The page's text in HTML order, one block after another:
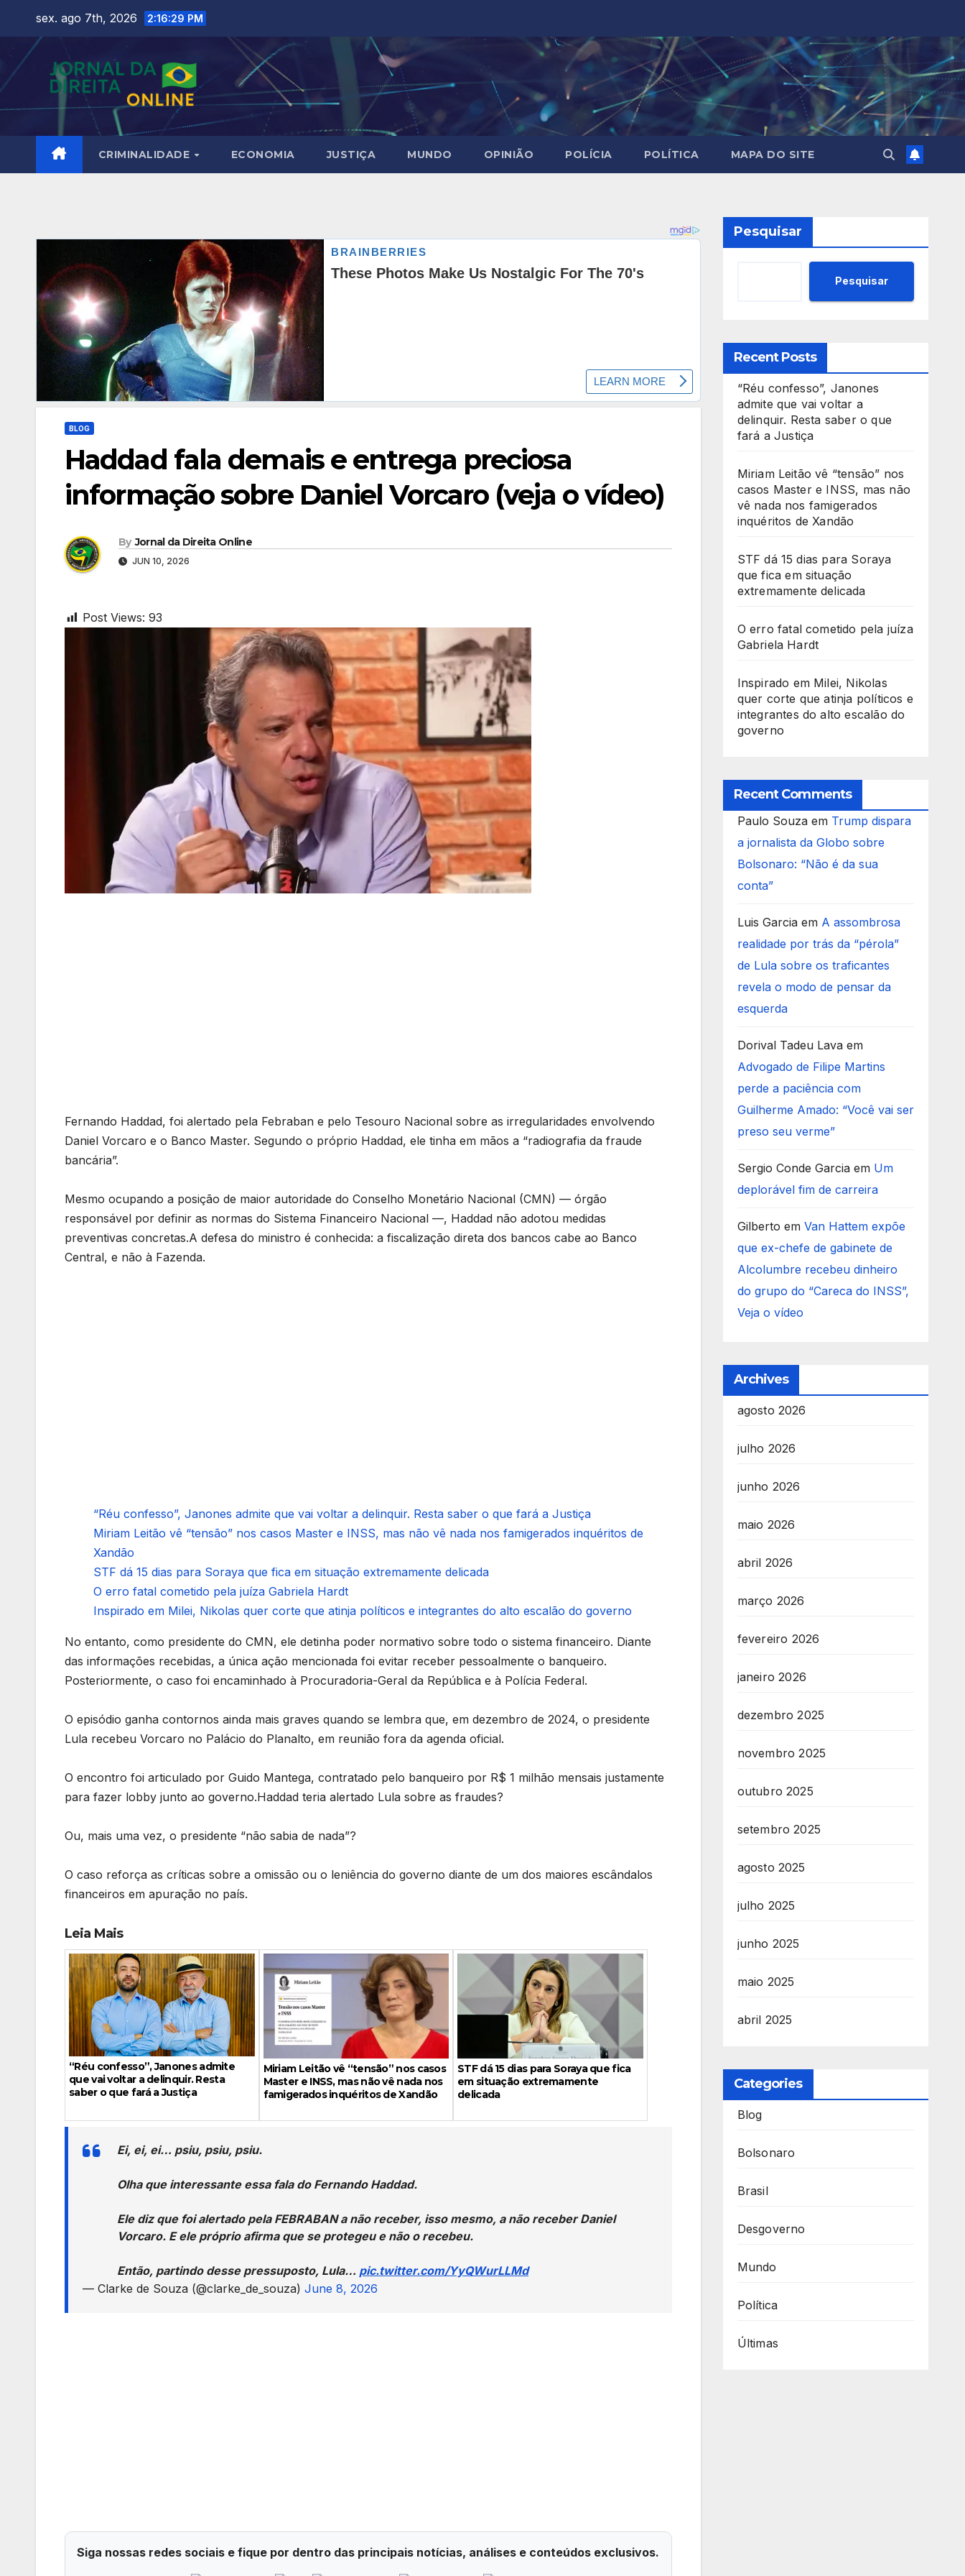
content
sex. ago 7th, 2026 2:16:31 PM
CRIMINALIDADE ECONOMIA JUSTIÇA MUNDO OPINIÃO POLÍCIA POLÍTICA MAPA DO SITE
BLOG
Haddad fala demais e entrega preciosa
informação sobre Daniel Vorcaro (veja o vídeo)
By Jornal da Direita Online
JUN 10, 2026
Post Views: 93
Fernando Haddad, foi alertado pela Febraban e pelo Tesouro Nacional sobre as irregularidades envolvendo
Daniel Vorcaro e o Banco Master. Segundo o próprio Haddad, ele tinha em mãos a “radiografia da fraude
bancária”.
Mesmo ocupando a posição de maior autoridade do Conselho Monetário Nacional (CMN) — órgão
responsável por definir as normas do Sistema Financeiro Nacional —, Haddad não adotou medidas
preventivas concretas.A defesa do ministro é conhecida: a fiscalização direta dos bancos cabe ao Banco
Central, e não à Fazenda.
“Réu confesso”, Janones admite que vai voltar a delinquir. Resta saber o que fará a Justiça
Miriam Leitão vê “tensão” nos casos Master e INSS, mas não vê nada nos famigerados inquéritos de
Xandão
STF dá 15 dias para Soraya que fica em situação extremamente delicada
O erro fatal cometido pela juíza Gabriela Hardt
Inspirado em Milei, Nikolas quer corte que atinja políticos e integrantes do alto escalão do governo
No entanto, como presidente do CMN, ele detinha poder normativo sobre todo o sistema financeiro. Diante
das informações recebidas, a única ação mencionada foi evitar receber pessoalmente o banqueiro.
Posteriormente, o caso foi encaminhado à Procuradoria-Geral da República e à Polícia Federal.
O episódio ganha contornos ainda mais graves quando se lembra que, em dezembro de 2024, o presidente
Lula recebeu Vorcaro no Palácio do Planalto, em reunião fora da agenda oficial.
O encontro foi articulado por Guido Mantega, contratado pelo banqueiro por R$ 1 milhão mensais justamente
para fazer lobby junto ao governo.Haddad teria alertado Lula sobre as fraudes?
Ou, mais uma vez, o presidente “não sabia de nada”?
O caso reforça as críticas sobre a omissão ou o leniência do governo diante de um dos maiores escândalos
financeiros em apuração no país.
Leia Mais
“Réu confesso”, Janones admite
que vai voltar a delinquir. Resta
saber o que fará a Justiça
Miriam Leitão vê “tensão” nos casos
Master e INSS, mas não vê nada nos
famigerados inquéritos de Xandão
STF dá 15 dias para Soraya que fica
em situação extremamente
delicada
Ei, ei, ei… psiu, psiu, psiu.
Olha que interessante essa fala do Fernando Haddad.
Ele diz que foi alertado pela FEBRABAN a não receber, isso mesmo, a não receber Daniel
Vorcaro. E ele próprio afirma que se protegeu e não o recebeu.
Então, partindo desse pressuposto, Lula… pic.twitter.com/YyQWurLLMd
— Clarke de Souza (@clarke_de_souza) June 8, 2026
Siga nossas redes sociais e fique por dentro das principais notícias, análises e conteúdos exclusivos.
Pesquisar
Pesquisar
Recent Posts
“Réu confesso”, Janones
admite que vai voltar a
delinquir. Resta saber o que
fará a Justiça
Miriam Leitão vê “tensão” nos
casos Master e INSS, mas não
vê nada nos famigerados
inquéritos de Xandão
STF dá 15 dias para Soraya
que fica em situação
extremamente delicada
O erro fatal cometido pela juíza
Gabriela Hardt
Inspirado em Milei, Nikolas
quer corte que atinja políticos e
integrantes do alto escalão do
governo
Recent Comments
Paulo Souzaem Trump dispara
a jornalista da Globo sobre
Bolsonaro: “Não é da sua
conta”
Luis Garciaem A assombrosa
realidade por trás da “pérola”
de Lula sobre os traficantes
revela o modo de pensar da
esquerda
Dorival Tadeu Lavaem
Advogado de Filipe Martins
perde a paciência com
Guilherme Amado: “Você vai ser
preso seu verme”
Sergio Conde Garciaem Um
deplorável fim de carreira
Gilberto em Van Hattem expõe
que ex-chefe de gabinete de
Alcolumbre recebeu dinheiro
do grupo do “Careca do INSS”,
Veja o vídeo
Archives
agosto 2026
julho 2026
junho 2026
maio 2026
abril 2026
março 2026
fevereiro 2026
janeiro 2026
dezembro 2025
novembro 2025
outubro 2025
setembro 2025
agosto 2025
julho 2025
junho 2025
maio 2025
abril 2025
Categories
Blog
Bolsonaro
Brasil
Desgoverno
Mundo
Política
Últimas